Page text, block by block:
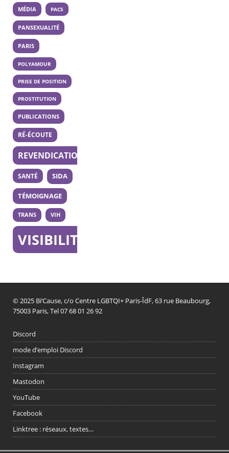
MÉDIA PACS
PANSEXUALITÉ
PARIS
POLYAMOUR
PRISE DE POSITION
PROSTITUTION
PUBLICATIONS
RÉ-ÉCOUTE
REVENDICATION
SANTÉ SIDA
TÉMOIGNAGE
TRANS VIH
VISIBILITÉ
© 2025 Bi’Cause, c/o Centre LGBTQI+ Paris-ÎdF, 63 rue Beaubourg,
75003 Paris, Tel 07 68 01 26 92
Discord
mode d’emploi Discord
Instagram
Mastodon
YouTube
Facebook
Linktree : réseaux, textes…